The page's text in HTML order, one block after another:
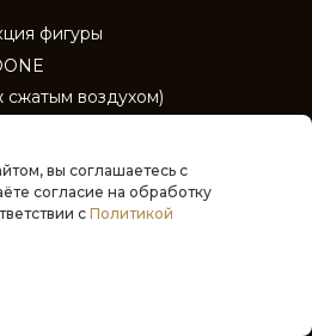
вы соглашаетесь с
согласие на обработку
с Политикой